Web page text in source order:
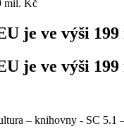
mil. Kč
je ve výši
je ve výši
– knihovny - SC